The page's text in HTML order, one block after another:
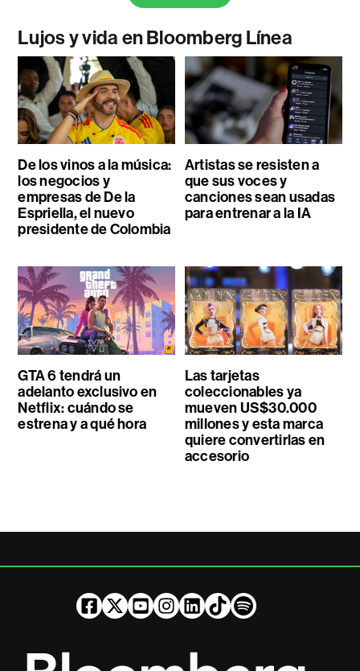
Lujos y vida en Bloomberg Línea
De los vinos a la música:
los negocios y
empresas de De la
Espriella, el nuevo
presidente de Colombia
Artistas se resisten a
que sus voces y
canciones sean usadas
para entrenar a la IA
GTA 6 tendrá un
adelanto exclusivo en
Netflix: cuándo se
estrena y a qué hora
Las tarjetas
coleccionables ya
mueven US$30.000
millones y esta marca
quiere convertirlas en
accesorio